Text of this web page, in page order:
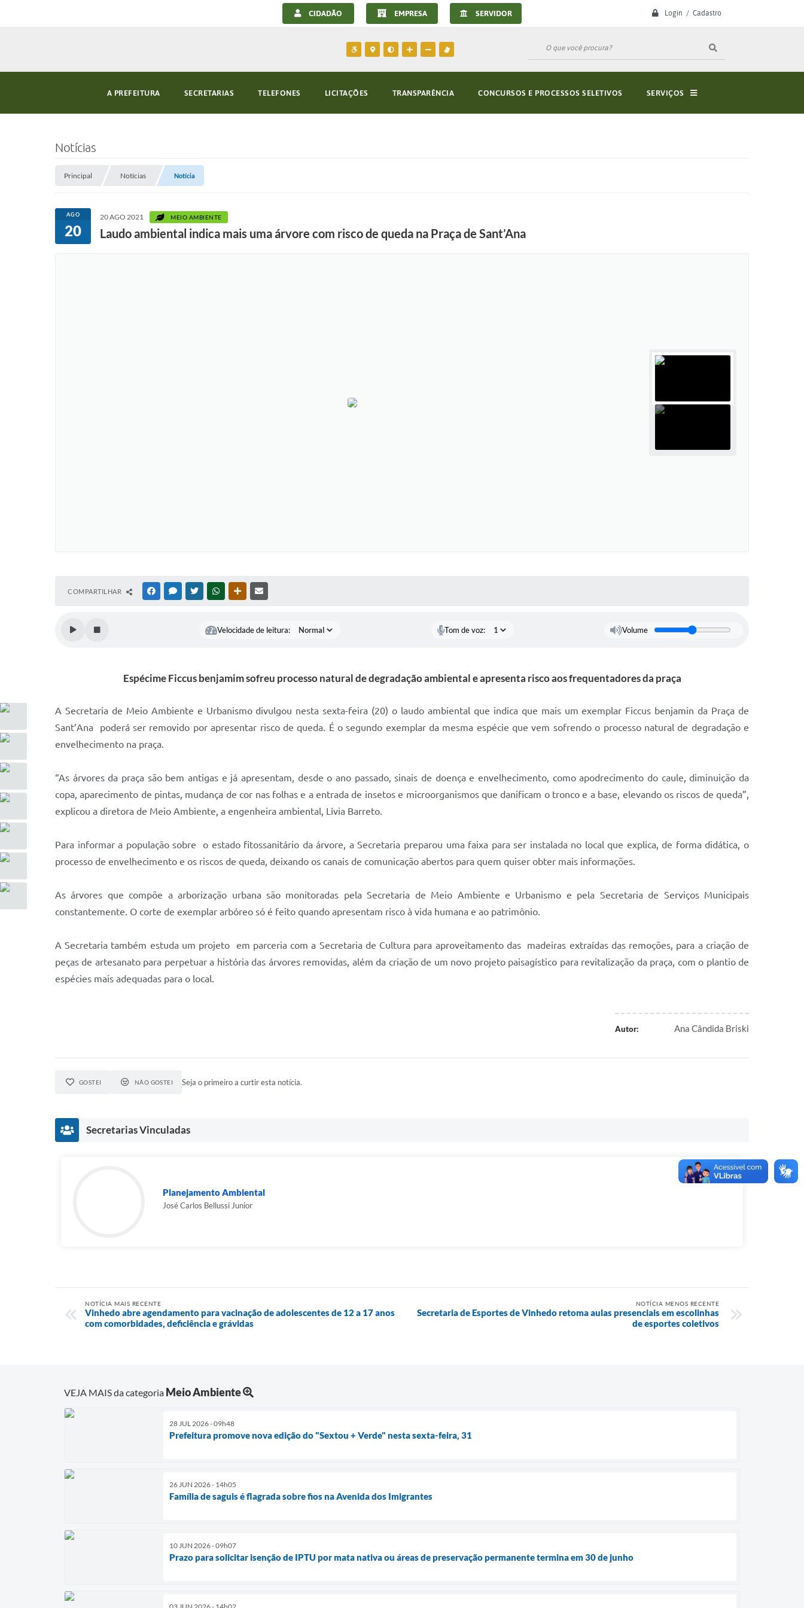
Login / Cadastro
CIDADÃO EMPRESA SERVIDOR
A PREFEITURA SECRETARIAS TELEFONES LICITAÇÕES TRANSPARÊNCIA CONCURSOS E PROCESSOS SELETIVOS SERVIÇOS
Notícias
Principal Notícias Notícia
AGO
20
20 AGO 2021 MEIO AMBIENTE
Laudo ambiental indica mais uma árvore com risco de queda na Praça de Sant’Ana
COMPARTILHAR FACEBOOKMESSENGER
TWITTERWHATSAPPOUTRAS MÍDIAS
Velocidade de leitura: Tom de voz: Volume
Espécime Ficcus benjamim sofreu processo natural de degradação ambiental e apresenta risco aos frequentadores da praça
A Secretaria de Meio Ambiente e Urbanismo divulgou nesta sexta-feira (20) o laudo ambiental que indica que mais um exemplar Ficcus benjamin da Praça de
Sant’Ana poderá ser removido por apresentar risco de queda. É o segundo exemplar da mesma espécie que vem sofrendo o processo natural de degradação e
envelhecimento na praça.
“As árvores da praça são bem antigas e ​já apresentam, desde o ano passado, sinais de doença e envelhecimento, como apodrecimento do caule, diminuição da
copa, aparecimento de pintas, mudança de cor nas folhas e a entrada de insetos e microorganismos que danificam o tronco e a base, elevando os riscos de queda”,
explicou a diretora de Meio Ambiente, a engenheira ambiental, Lívia Barreto.
Para informar a população sobre o estado fitossanitário da árvore, a Secretaria preparou uma faixa para ser instalada no local que explica, de forma didática, o
processo de envelhecimento e os riscos de queda, deixando os canais de comunicação abertos para quem quiser obter mais informações.
As árvores que compõe a arborização urbana são monitoradas pela Secretaria de Meio Ambiente e Urbanismo e pela Secretaria de Serviços Municipais
constantemente. O corte de exemplar arbóreo só é feito quando apresentam risco à vida humana e ao patrimônio.
A Secretaria também estuda um projeto em parceria com a Secretaria de Cultura para aproveitamento das madeiras extraídas das remoções, para a criação de
peças de artesanato para perpetuar a história das árvores removidas, além da criação de um novo projeto paisagístico para revitalização da praça, com o plantio de
espécies mais adequadas para o local.
Autor: Ana Cândida Briski
GOSTEI NÃO GOSTEI Seja o primeiro a curtir esta notícia.
Secretarias Vinculadas
Planejamento Ambiental
José Carlos Bellussi Junior
NOTÍCIA MAIS RECENTE
Vinhedo abre agendamento para vacinação de adolescentes de 12 a 17 anos
com comorbidades, deficiência e grávidas
NOTÍCIA MENOS RECENTE
Secretaria de Esportes de Vinhedo retoma aulas presenciais em escolinhas
de esportes coletivos
VEJA MAIS da categoria Meio Ambiente
28 JUL 2026 - 09h48
Prefeitura promove nova edição do "Sextou + Verde" nesta sexta-feira, 31
26 JUN 2026 - 14h05
Família de saguis é flagrada sobre fios na Avenida dos Imigrantes
10 JUN 2026 - 09h07
Prazo para solicitar isenção de IPTU por mata nativa ou áreas de preservação permanente termina em 30 de junho